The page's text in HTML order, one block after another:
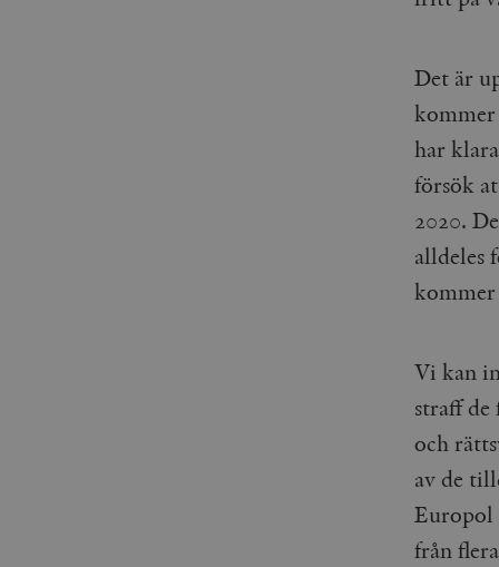
Det är
har
försök
2020.
alldeles
kommer
Vi kan
straff de
och
av de
Europol
från
VISITOR_INFO1_LIVE
mailchimp_landing_site